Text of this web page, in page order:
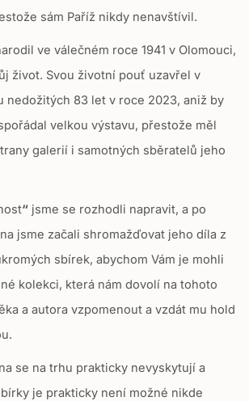
sám Paříž nikdy nenavštívil.
ve válečném roce 1941 v Olomouci,
život. Svou životní pouť uzavřel v
nedožitých 83 let v roce 2023, aniž by
velkou výstavu, přestože měl
galerií i samotných sběratelů jeho
“ jsme se rozhodli napravit, a po
jsme začali shromažďovat jeho díla z
sbírek, abychom Vám je mohli
kolekci, která nám dovolí na tohoto
a autora vzpomenout a vzdát mu hold
se na trhu prakticky nevyskytují a
je prakticky není možné nikde